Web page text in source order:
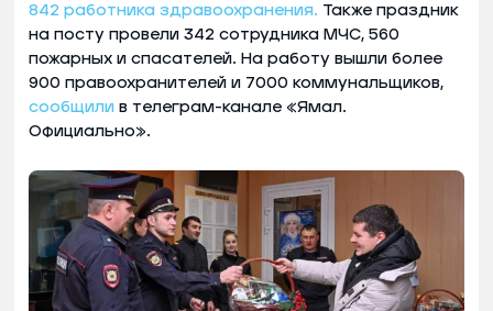
842 работника здравоохранения. Также праздник
на посту провели 342 сотрудника МЧС, 560
пожарных и спасателей. На работу вышли более
900 правоохранителей и 7000 коммунальщиков,
сообщили в телеграм-канале «Ямал.
Официально».